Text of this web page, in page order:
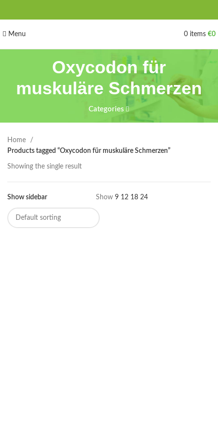
Menu 0 items €0
Oxycodon für
muskuläre Schmerzen
Categories
Home
Products tagged “Oxycodon für muskuläre Schmerzen”
Showing the single result
Show sidebar Show 9 12 18 24